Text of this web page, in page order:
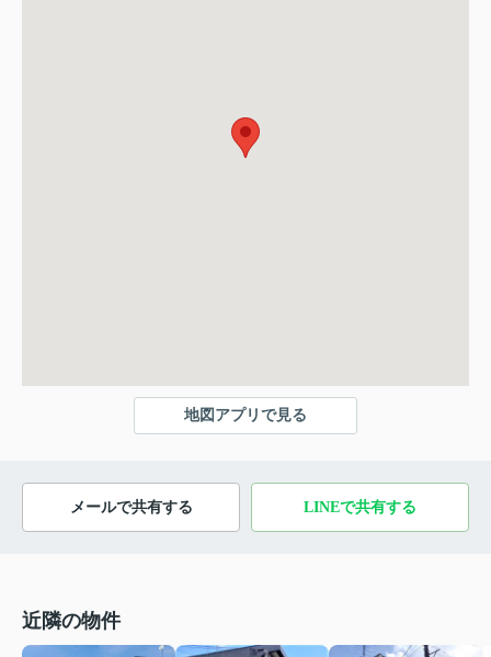
地図アプリで見る
メールで共有する LINEで共有する
近隣の物件